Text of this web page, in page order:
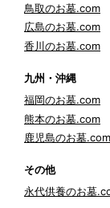
鳥取のお墓.com
広島のお墓.com
香川のお墓.com
九州・沖縄
福岡のお墓.com
熊本のお墓.com
鹿児島のお墓.com
その他
永代供養のお墓